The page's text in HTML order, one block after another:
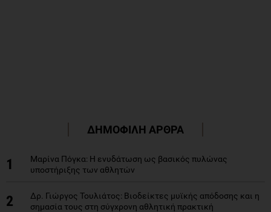
ΔΗΜΟΦΙΛΗ ΑΡΘΡΑ
1
Μαρίνα Πόγκα: Η ενυδάτωση ως βασικός πυλώνας
υποστήριξης των αθλητών
2
Δρ. Γιώργος Τουλιάτος: Βιοδείκτες μυϊκής απόδοσης και η
σημασία τους στη σύγχρονη αθλητική πρακτική